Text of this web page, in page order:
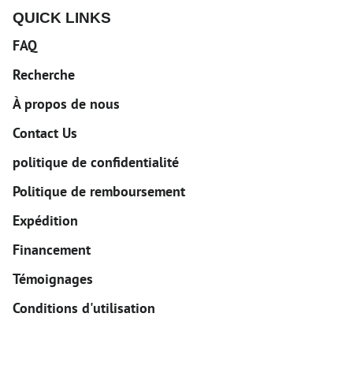
QUICK LINKS
FAQ
Recherche
À propos de nous
Contact Us
politique de confidentialité
Politique de remboursement
Expédition
Financement
Témoignages
Conditions d'utilisation